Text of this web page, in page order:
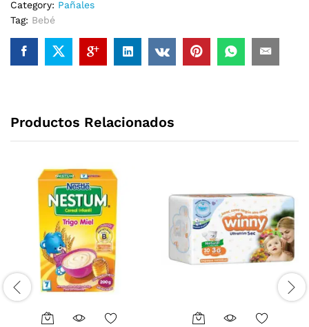
Category: Pañales
Tag: Bebé
Productos Relacionados